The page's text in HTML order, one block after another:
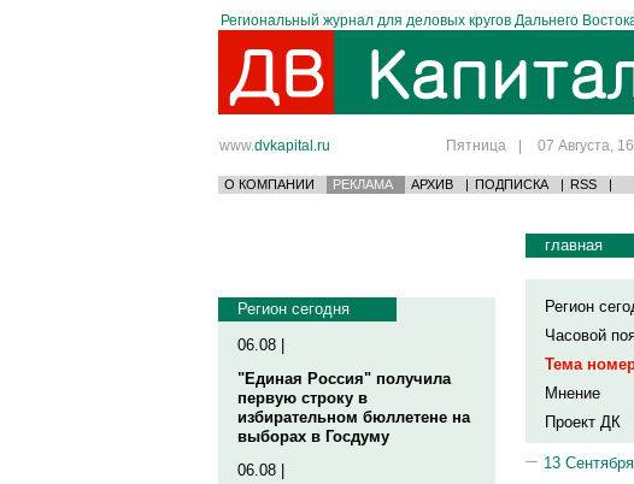
Региональный журнал для деловых кругов Дальнего
www.dvkapital.ru Пятница | 07 Августа,
О КОМПАНИИ РЕКЛАМА АРХИВ | ПОДПИСКА | RSS |
Регион сегодня
06.08 |
"Единая Россия" получила
первую строку в
избирательном бюллетене на
выборах в Госдуму
06.08 |
главная
Регион
Часовой
Тема
Мнение
Проект ДК
13